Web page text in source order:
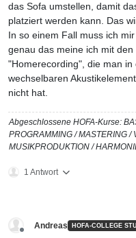
das Sofa umstellen, damit
platziert werden kann. Das
In so einem Fall muss ich
genau das meine ich mit
"Homerecording", die man
wechselbaren
nicht hat.
Abgeschlossene HOFA-Kurse:
PROGRAMMING / MASTERING /
MUSIKPRODUKTION /
1 Antwort
Andreas HOFA-COLLEGE